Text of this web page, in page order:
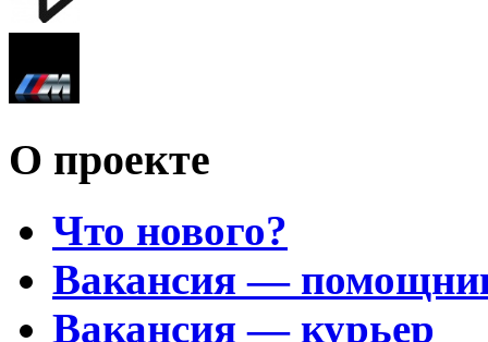
О проекте
Что нового?
Вакансия —
Вакансия — курьер